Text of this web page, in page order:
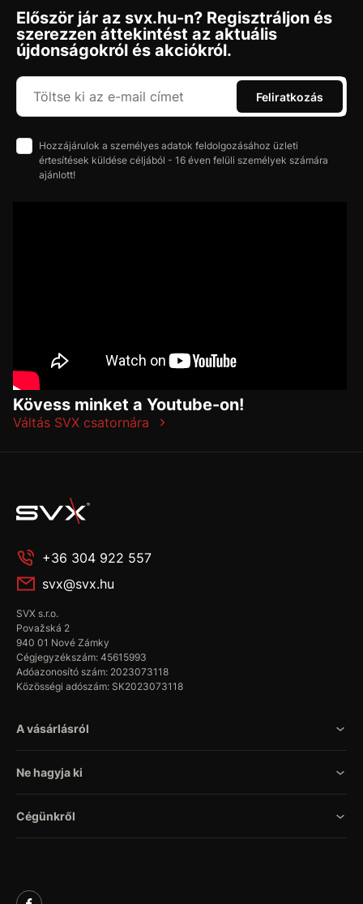
Először jár az svx.hu-n? Regisztráljon és
szerezzen áttekintést az aktuális
újdonságokról és akciókról.
Feliratkozás
Hozzájárulok a személyes adatok feldolgozásához üzleti
értesítések küldése céljából - 16 éven felüli személyek számára
ajánlott!
Kövess minket a Youtube-on!
Váltás SVX csatornára
+36 304 922 557
svx@svx.hu
SVX s.r.o.
Považská 2
940 01 Nové Zámky
Cégjegyzékszám: 45615993
Adóazonosító szám: 2023073118
Közösségi adószám: SK2023073118
A vásárlásról
Ne hagyja ki
Cégünkről